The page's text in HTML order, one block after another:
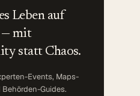
Leben auf
— mit
statt Chaos.
Events, Maps-
Guides.